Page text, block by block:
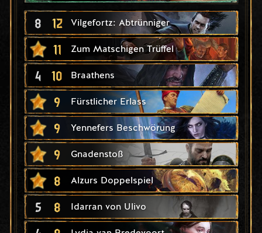
8 12 Vilgefortz: Abtrünniger
11 Zum Matschigen Trüffel
4 10 Braathens
9 Fürstlicher Erlass
9 Yennefers Beschwörung
9 Gnadenstoß
8 Alzurs Doppelspiel
5 8 Idarran von Ulivo